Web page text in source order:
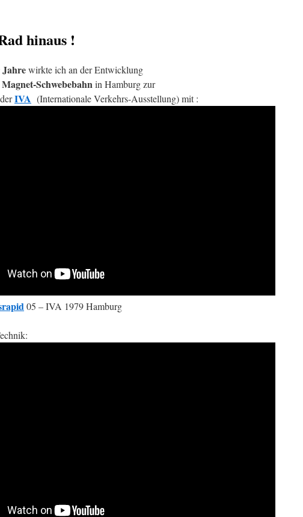
hinaus !
Jahrewirkte ich an der Entwicklung
Magnet-Schwebebahnin Hamburg zur
IVA (Internationale Verkehrs-Ausstellung) mit :
05 – IVA 1979 Hamburg